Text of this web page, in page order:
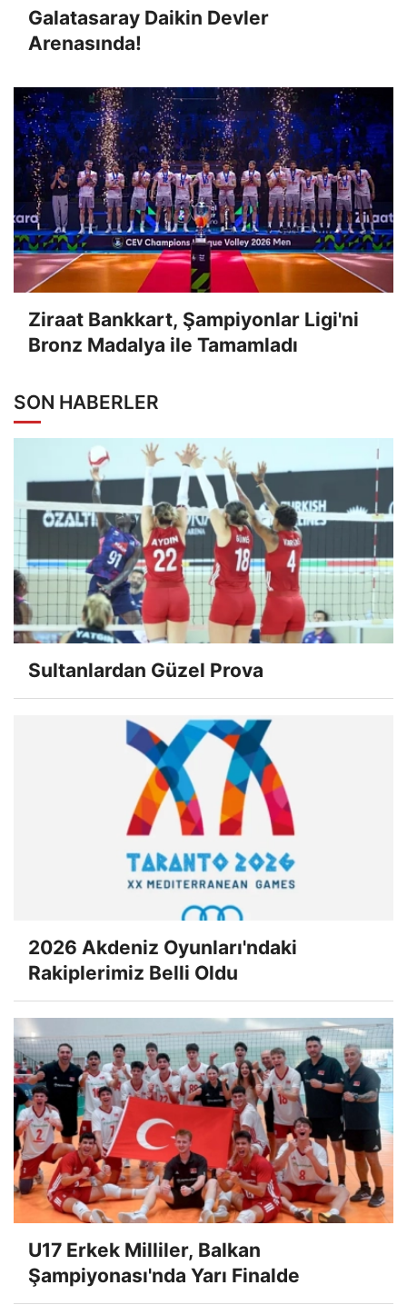
Galatasaray Daikin Devler
Arenasında!
Ziraat Bankkart, Şampiyonlar Ligi'ni
Bronz Madalya ile Tamamladı
SON HABERLER
Sultanlardan Güzel Prova
2026 Akdeniz Oyunları'ndaki
Rakiplerimiz Belli Oldu
U17 Erkek Milliler, Balkan
Şampiyonası'nda Yarı Finalde